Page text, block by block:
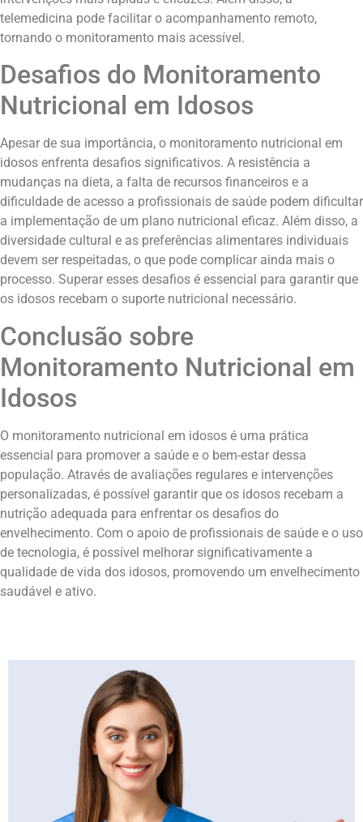
telemedicina pode facilitar o acompanhamento remoto,
tornando o monitoramento mais acessível.
Desafios do Monitoramento
Nutricional em Idosos
Apesar de sua importância, o monitoramento nutricional em
idosos enfrenta desafios significativos. A resistência a
mudanças na dieta, a falta de recursos financeiros e a
dificuldade de acesso a profissionais de saúde podem dificultar
a implementação de um plano nutricional eficaz. Além disso, a
diversidade cultural e as preferências alimentares individuais
devem ser respeitadas, o que pode complicar ainda mais o
processo. Superar esses desafios é essencial para garantir que
os idosos recebam o suporte nutricional necessário.
Conclusão sobre
Monitoramento Nutricional em
Idosos
O monitoramento nutricional em idosos é uma prática
essencial para promover a saúde e o bem-estar dessa
população. Através de avaliações regulares e intervenções
personalizadas, é possível garantir que os idosos recebam a
nutrição adequada para enfrentar os desafios do
envelhecimento. Com o apoio de profissionais de saúde e o uso
de tecnologia, é possível melhorar significativamente a
qualidade de vida dos idosos, promovendo um envelhecimento
saudável e ativo.